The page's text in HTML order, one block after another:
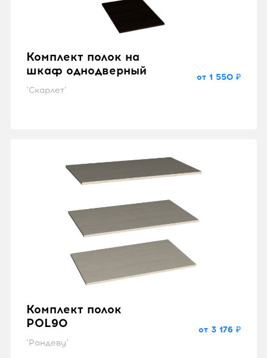
Комплект полок на
шкаф однодверный
"Скарлет"
от 1 550 ₽
Комплект полок
POL90
"Рандеву"
от 3 176 ₽